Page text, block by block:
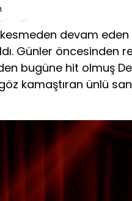
devam eden
Günler öncesinden
bugüne hit olmuş
kamaştıran ünlü